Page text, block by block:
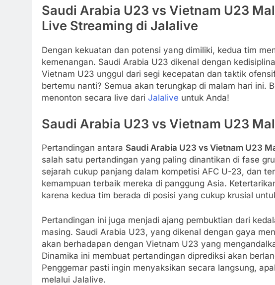
Saudi Arabia U23 vs Vietnam U23
Live Streaming di Jalalive
Dengan kekuatan dan potensi yang dimiliki, kedua tim
kemenangan. Saudi Arabia U23 dikenal dengan
Vietnam U23 unggul dari segi kecepatan dan taktik
bertemu nanti? Semua akan terungkap di malam hari ini.
menonton secara live dari Jalalive untuk Anda!
Saudi Arabia U23 vs Vietnam U23
Pertandingan antara Saudi Arabia U23 vs Vietnam U23
salah satu pertandingan yang paling dinantikan di fase
sejarah cukup panjang dalam kompetisi AFC U-23, dan
kemampuan terbaik mereka di panggung Asia.
karena kedua tim berada di posisi yang cukup krusial
Pertandingan ini juga menjadi ajang pembuktian dari
masing. Saudi Arabia U23, yang dikenal dengan gaya
akan berhadapan dengan Vietnam U23 yang
Dinamika ini membuat pertandingan diprediksi akan
Penggemar pasti ingin menyaksikan secara langsung,
melalui Jalalive.